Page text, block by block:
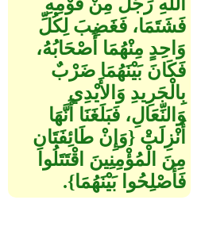
فَشَتَمَا، فَغَضِبَ لِكُلِّ
وَاحِدٍ مِنْهُمَا أَصْحَابُهُ،
فَكَانَ بَيْنَهُمَا ضَرْبٌ
بِالْجَرِيدِ وَالأَيْدِي
وَالنِّعَالِ، فَبَلَغَنَا أَنَّهَا
أُنْزِلَتْ ‏{‏وَإِنْ طَائِفَتَانِ
مِنَ الْمُؤْمِنِينَ اقْتَتَلُوا
فَأَصْلِحُوا بَيْنَهُمَا‏}‏‏.‏